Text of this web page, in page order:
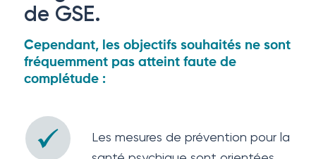
de GSE.
Cependant, les objectifs souhaités ne sont
fréquemment pas atteint faute de
complétude :
Les mesures de prévention pour la